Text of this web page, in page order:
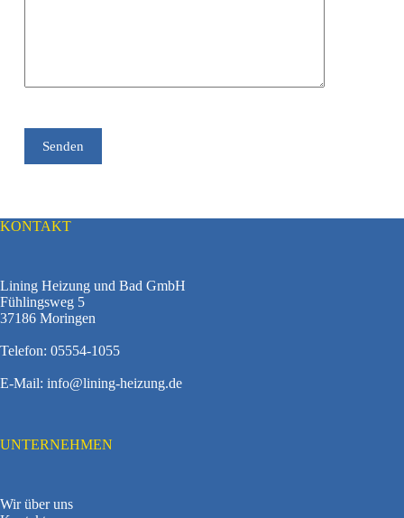
t
s
i
e
s
s
e
e
KONTAKT
Lining Heizung und Bad GmbH
Fühlingsweg 5
37186 Moringen
Telefon: 05554-1055
E-Mail: info@lining-heizung.de
UNTERNEHMEN
Wir über uns